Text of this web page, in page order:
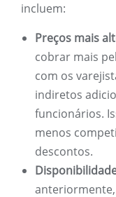
incluem:
Preços mais
cobrar mais
com os
indiretos
funcionários.
menos
descontos.
anteriormente,